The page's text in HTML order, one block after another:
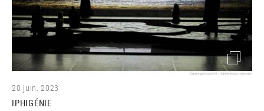
(image)
20 juin. 2023
IPHIGÉNIE